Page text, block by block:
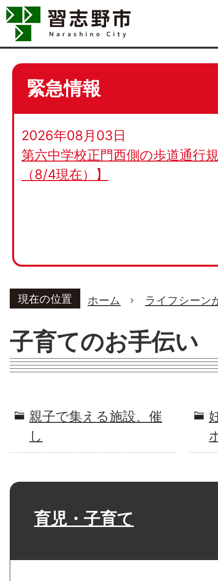
緊急情報
2026年08月03日
第六中学校正門西側の歩道通行
（8/4現在）】
現在の位置 ホーム ライフシーン
子育てのお手伝い
親子で集える施設、催
し
育児・子育て